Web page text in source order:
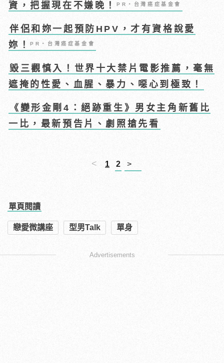
資，把握現在不嫌晚！PR・台灣癌症基金會
伴侶和妳一起預防HPV，才有資格說愛
妳！PR・台灣癌症基金會
毀三觀慎入！世界十大禁片電影推薦，毫無
遮掩的性愛、血腥、暴力、噁心到極致！
《變形金剛4：絕跡重生》男女主角新舊比
一比，最新預告片、劇照搶先看
< 1 2 >
單頁閱讀
戀愛微講座 型男Talk 單身
Advertisements